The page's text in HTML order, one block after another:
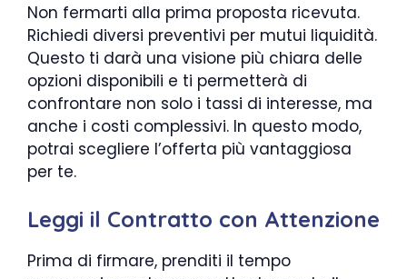
Non fermarti alla prima proposta ricevuta.
Richiedi diversi preventivi per mutui liquidità.
Questo ti darà una visione più chiara delle
opzioni disponibili e ti permetterà di
confrontare non solo i tassi di interesse, ma
anche i costi complessivi. In questo modo,
potrai scegliere l’offerta più vantaggiosa
per te.
Leggi il Contratto con Attenzione
Prima di firmare, prenditi il tempo